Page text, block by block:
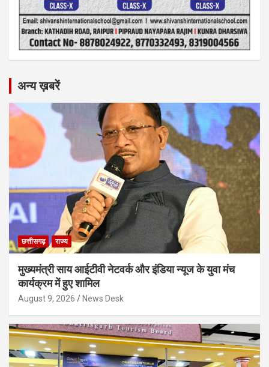
अन्य ख़बरें
छत्तीसगढ़ राज्य
मुख्यमंत्री साय आईटीवी नेटवर्क और इंडिया न्यूज के युवा मंच
कार्यक्रम में हुए शामिल
August 9, 2026 News Desk